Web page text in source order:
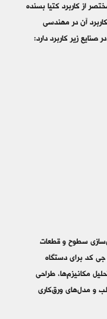
از کاربرد کتیا بسنده
آن در مهندسی
زیر کاربرد دارد:
سطوح و قطعات
جی کد برای دستگاه
مکانیزم‌ها، طراحی
و مدل‌های ورق‌کاری